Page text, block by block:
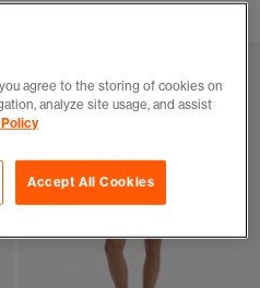
agree to the storing of cookies on
analyze site usage, and assist
Accept All Cookies